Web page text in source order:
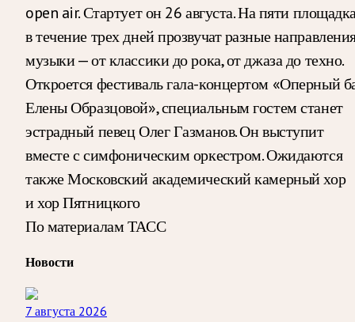
open air. Стартует он 26 августа. На пяти
в течение трех дней прозвучат разные
музыки — от классики до рока, от джаза до техно.
Откроется фестиваль гала-концертом «Оперный
Елены Образцовой», специальным гостем станет
эстрадный певец Олег Газманов. Он выступит
вместе с симфоническим оркестром. Ожидаются
также Московский академический камерный хор
и хор Пятницкого
По материалам ТАСС
Новости
7 августа 2026